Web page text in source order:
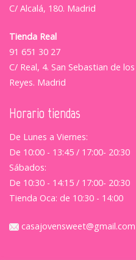
C/ Alcalá, 180. Madrid
Tienda Real
91 651 30 27
C/ Real, 4. San Sebastian de los
Reyes. Madrid
Horario tiendas
De Lunes a Viernes:
De 10:00 - 13:45 / 17:00- 20:30
Sábados:
De 10:30 - 14:15 / 17:00- 20:30
Tienda Oca: de 10:30 - 14:00
casajovensweet@gmail.com